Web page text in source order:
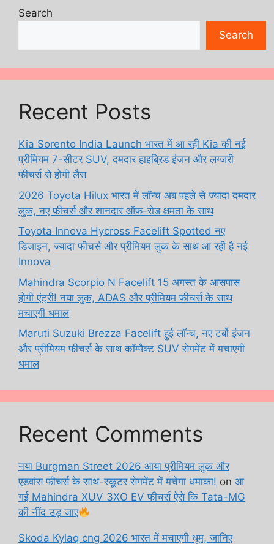
Search
Search
Recent Posts
Kia Sorento India Launch भारत में आ रही Kia की नई
प्रीमियम 7-सीटर SUV, दमदार हाइब्रिड इंजन और लग्जरी
फीचर्स से होगी लैस
2026 Toyota Hilux भारत में लॉन्च अब पहले से ज्यादा दमदार
लुक, नए फीचर्स और शानदार ऑफ-रोड क्षमता के साथ
Toyota Innova Hycross Facelift Spotted नए
डिजाइन, ज्यादा फीचर्स और प्रीमियम लुक के साथ आ रही है नई
Innova
Mahindra Scorpio N Facelift 15 अगस्त के आसपास
होगी एंट्री! नया लुक, ADAS और प्रीमियम फीचर्स के साथ
मचाएगी धमाल
Maruti Suzuki Brezza Facelift हुई लॉन्च, नए टर्बो इंजन
और प्रीमियम फीचर्स के साथ कॉम्पैक्ट SUV सेगमेंट में मचाएगी
धमाल
Recent Comments
नया Burgman Street 2026 आया प्रीमियम लुक और
एडवांस फीचर्स के साथ-स्कूटर सेगमेंट में मचेगा धमाका! on आ
गई Mahindra XUV 3XO EV फीचर्स ऐसे कि Tata-MG
की नींद उड़ जाए
Skoda Kylaq cng 2026 भारत में मचाएगी धूम, जानिए